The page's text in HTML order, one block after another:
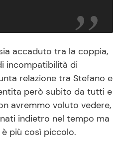
accaduto tra la coppia,
incompatibilità di
relazione tra Stefano e
però subito da tutti e
avremmo voluto vedere,
indietro nel tempo ma
più così piccolo.